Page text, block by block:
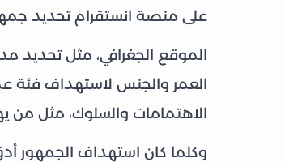
على منصة انستقرام تحديد
الموقع الجغرافي، مثل تحديد
العمر والجنس لاستهداف فئة
الاهتمامات والسلوك، مثل من
وكلما كان استهداف الجمهور